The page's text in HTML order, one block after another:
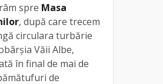
spre Masa
, după care trecem
circulara turbărie
Văii Albe,
în final de mai de
de